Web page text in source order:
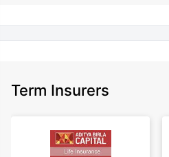
+Rs. 15/day is starting price for a 75
+Rs. 504/month is starting price for a 1.5
+Rs. 494/month is starting price for a 2
year-old male, non-smoker, with no pre-
Term Insurers